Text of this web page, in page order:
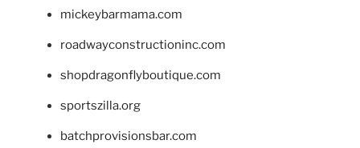
mickeybarmama.com
roadwayconstructioninc.com
shopdragonflyboutique.com
sportszilla.org
batchprovisionsbar.com